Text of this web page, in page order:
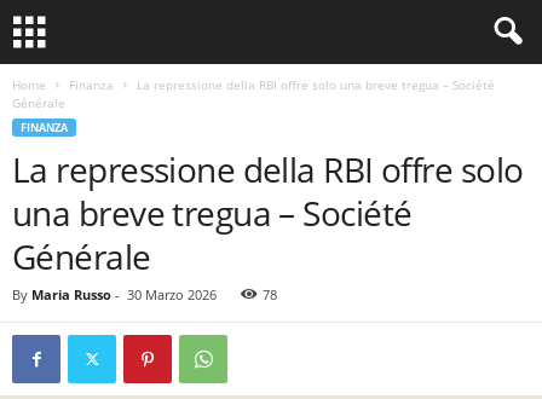
Home Finanza
La repressione della RBI offre solo una breve tregua – Société
Générale
FINANZA
La repressione della RBI offre solo
una breve tregua – Société
Générale
By Maria Russo - 30 Marzo 2026 78